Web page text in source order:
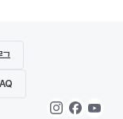
그